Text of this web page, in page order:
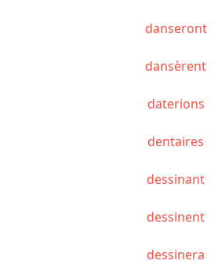
danseront
dansèrent
daterions
dentaires
dessinant
dessinent
dessinera